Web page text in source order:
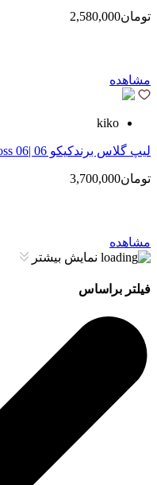
تومان2,580,000
مشاهده
kiko
لیپ گلاس‌ برندکیکو 06 |kikoMilano3D Hydra Lipgloss 06
تومان3,700,000
مشاهده
نمایش بیشتر
فیلتر براساس